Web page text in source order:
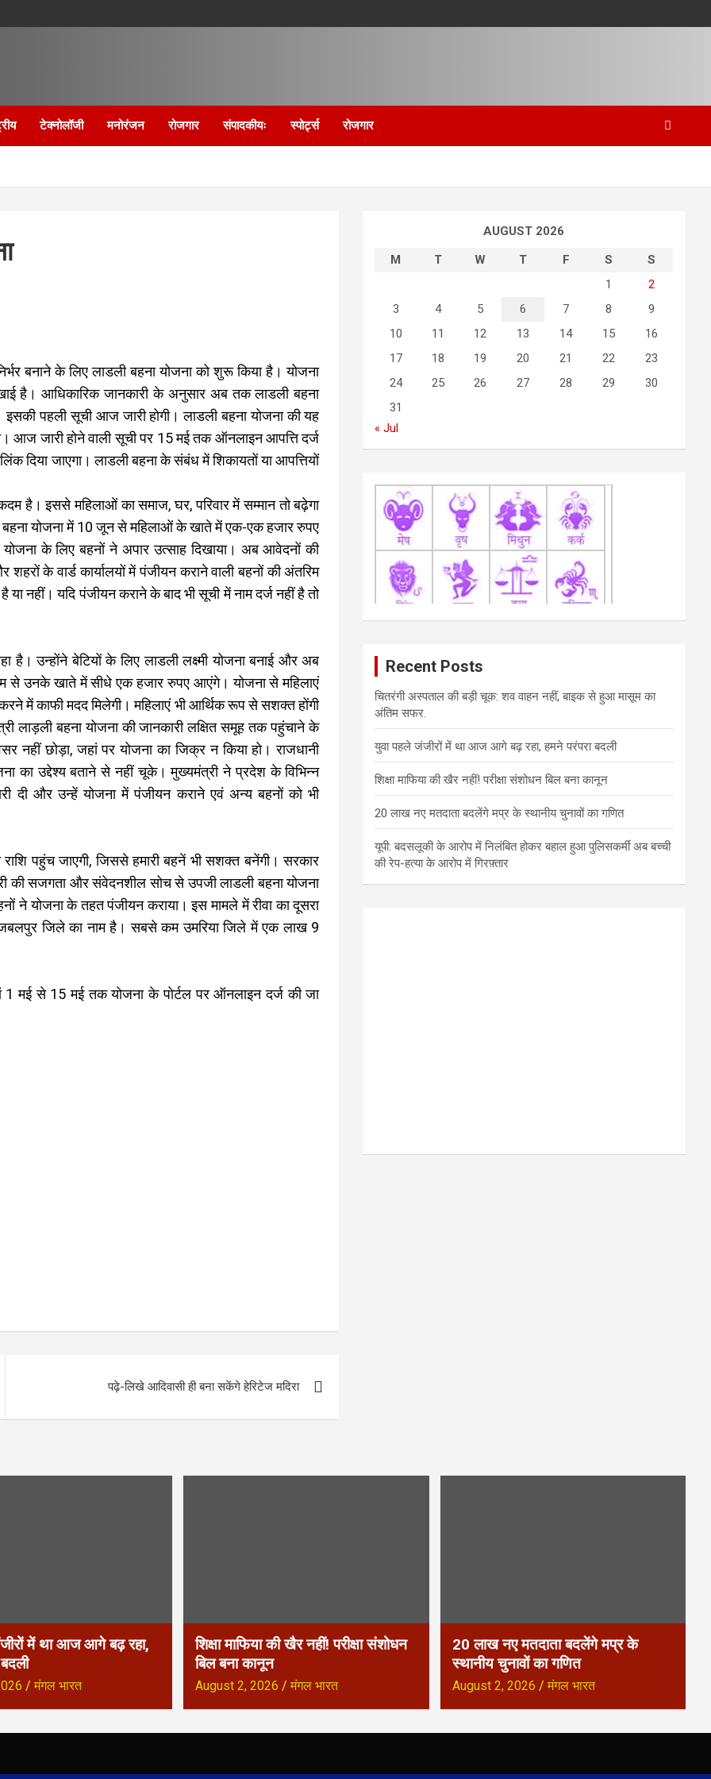
टेक्नोलॉजी मनोरंजन रोजगार संपादकीयः स्पोर्ट्स रोजगार
बनाने के लिए लाडली बहना योजना को शुरू किया है। योजना
है। आधिकारिक जानकारी के अनुसार अब तक लाडली बहना
पहली सूची आज जारी होगी। लाडली बहना योजना की यह
आज जारी होने वाली सूची पर 15 मई तक ऑनलाइन आपत्ति दर्ज
दिया जाएगा। लाडली बहना के संबंध में शिकायतों या आपत्तियों
है। इससे महिलाओं का समाज, घर, परिवार में सम्मान तो बढ़ेगा
बहना योजना में 10 जून से महिलाओं के खाते में एक-एक हजार रुपए
के लिए बहनों ने अपार उत्साह दिखाया। अब आवेदनों की
के वार्ड कार्यालयों में पंजीयन कराने वाली बहनों की अंतरिम
नहीं। यदि पंजीयन कराने के बाद भी सूची में नाम दर्ज नहीं है तो
है। उन्होंने बेटियों के लिए लाडली लक्ष्मी योजना बनाई और अब
से उनके खाते में सीधे एक हजार रुपए आएंगे। योजना से महिलाएं
में काफी मदद मिलेगी। महिलाएं भी आर्थिक रूप से सशक्त होंगी
बहना योजना की जानकारी लक्षित समूह तक पहुंचाने के
नहीं छोड़ा, जहां पर योजना का जिक्र न किया हो। राजधानी
का उद्देश्य बताने से नहीं चूके। मुख्यमंत्री ने प्रदेश के विभिन्न
दी और उन्हें योजना में पंजीयन कराने एवं अन्य बहनों को भी
पहुंच जाएगी, जिससे हमारी बहनें भी सशक्त बनेंगी। सरकार
की सजगता और संवेदनशील सोच से उपजी लाडली बहना योजना
योजना के तहत पंजीयन कराया। इस मामले में रीवा का दूसरा
जिले का नाम है। सबसे कम उमरिया जिले में एक लाख 9
1 मई से 15 मई तक योजना के पोर्टल पर ऑनलाइन दर्ज की जा
पढ़े-लिखे आदिवासी ही बना सकेंगे हेरिटेज मदिरा
AUGUST 2026
M
T W T F S
S
1
2
3
4 5 6 7 8
9
10
11 12 13 14 15
16
17
18 19 20 21 22
23
24
25 26 27 28 29
30
31
« Jul
Recent Posts
चितरंगी अस्पताल की बड़ी चूक: शव वाहन नहीं, बाइक से हुआ मासूम का
अंतिम सफर.
युवा पहले जंजीरों में था आज आगे बढ़ रहा, हमने परंपरा बदली
शिक्षा माफिया की खैर नहीं! परीक्षा संशोधन बिल बना कानून
20 लाख नए मतदाता बदलेंगे मप्र के स्थानीय चुनावों का गणित
यूपी: बदसलूकी के आरोप में निलंबित होकर बहाल हुआ पुलिसकर्मी अब बच्ची
की रेप-हत्या के आरोप में गिरफ़्तार
में था आज आगे बढ़ रहा,
मंगल भारत
शिक्षा माफिया की खैर नहीं! परीक्षा संशोधन
बिल बना कानून
August 2, 2026 मंगल भारत
20 लाख नए मतदाता बदलेंगे मप्र के
स्थानीय चुनावों का गणित
August 2, 2026 मंगल भारत